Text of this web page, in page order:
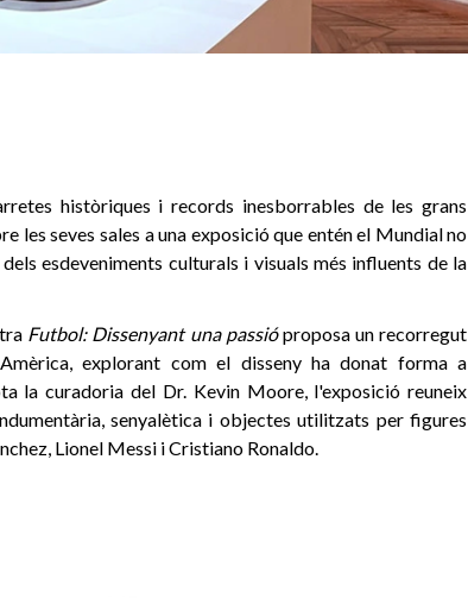
històriques i records inesborrables de les grans
les seves sales a una exposició que entén el Mundial no
esdeveniments culturals i visuals més influents de la
Futbol: Dissenyant una passióproposa un recorregut
explorant com el disseny ha donat forma a
la curadoria del Dr. Kevin Moore, l'exposició reuneix
senyalètica i objectes utilitzats per figures
Lionel Messi i Cristiano Ronaldo.